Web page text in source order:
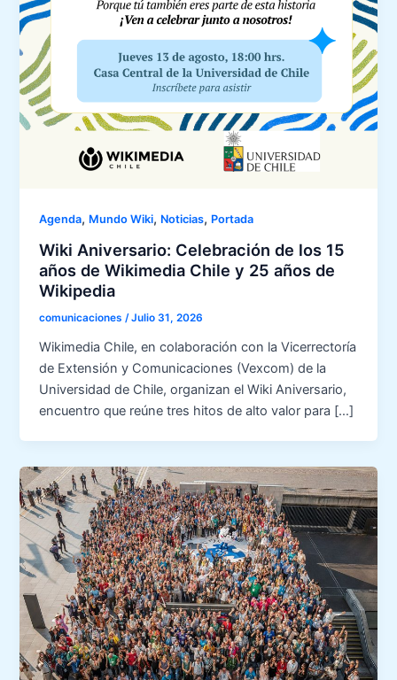
Agenda, Mundo Wiki, Noticias, Portada
Wiki Aniversario: Celebración de los 15
años de Wikimedia Chile y 25 años de
Wikipedia
comunicaciones/Julio 31, 2026
Wikimedia Chile, en colaboración con la Vicerrectoría
de Extensión y Comunicaciones (Vexcom) de la
Universidad de Chile, organizan el Wiki Aniversario,
encuentro que reúne tres hitos de alto valor para […]